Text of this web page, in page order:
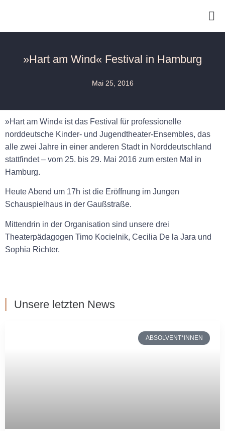
»Hart am Wind« Festival in Hamburg
Mai 25, 2016
»Hart am Wind« ist das Festival für professionelle
norddeutsche Kinder- und Jugendtheater-Ensembles, das
alle zwei Jahre in einer anderen Stadt in Norddeutschland
stattfindet – vom 25. bis 29. Mai 2016 zum ersten Mal in
Hamburg.
Heute Abend um 17h ist die Eröffnung im Jungen
Schauspielhaus in der Gaußstraße.
Mittendrin in der Organisation sind unsere drei
Theaterpädagogen Timo Kocielnik, Cecilia De la Jara und
Sophia Richter.
Unsere letzten News
ABSOLVENT*INNEN